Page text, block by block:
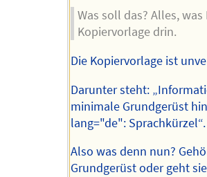
Was soll das? Alles,
Kopiervorlage drin.
Die Kopiervorlage ist
Darunter steht:
minimale Grundgerüst
lang="de": Sprachkürzel“.
Also was denn nun?
Grundgerüst oder geht